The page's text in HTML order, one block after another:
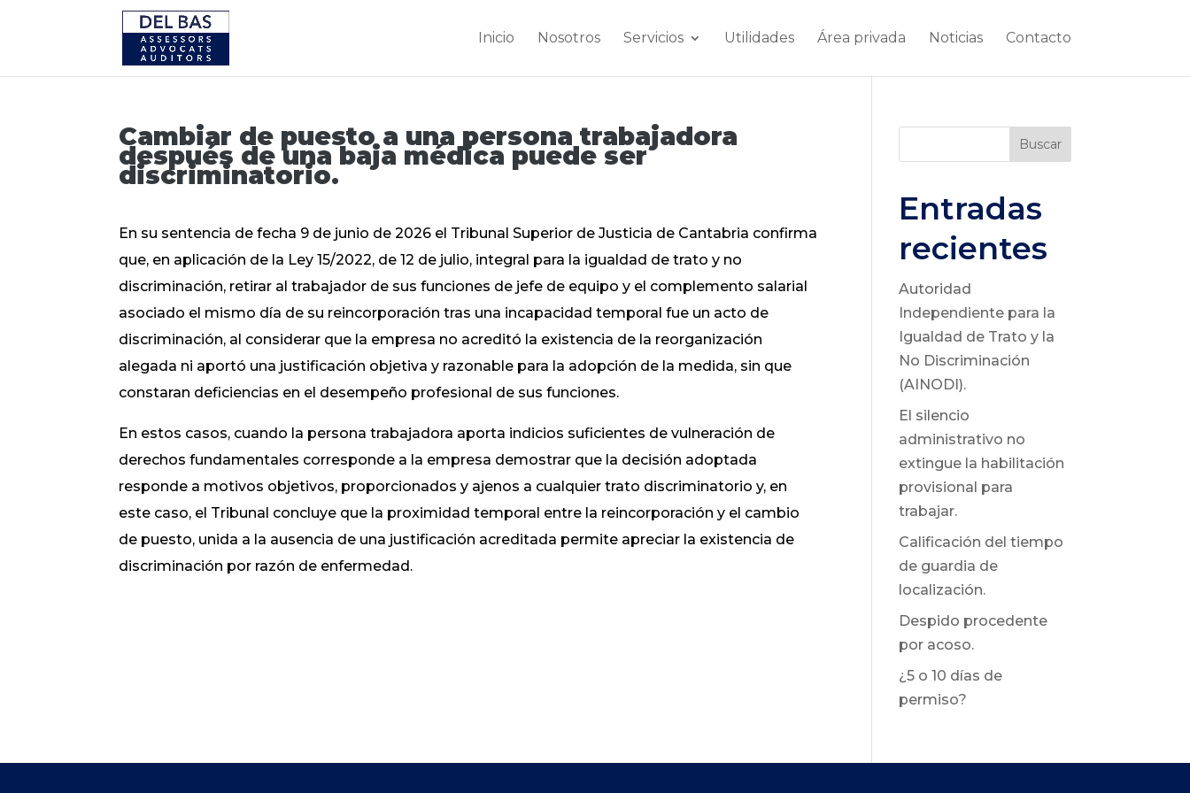
Inicio Nosotros Servicios Utilidades Área privada Noticias Contacto
Cambiar de puesto a una persona trabajadora
después de una baja médica puede ser
discriminatorio.
En su sentencia de fecha 9 de junio de 2026 el Tribunal Superior de Justicia de Cantabria confirma
que, en aplicación de la Ley 15/2022, de 12 de julio, integral para la igualdad de trato y no
discriminación, retirar al trabajador de sus funciones de jefe de equipo y el complemento salarial
asociado el mismo día de su reincorporación tras una incapacidad temporal fue un acto de
discriminación, al considerar que la empresa no acreditó la existencia de la reorganización
alegada ni aportó una justificación objetiva y razonable para la adopción de la medida, sin que
constaran deficiencias en el desempeño profesional de sus funciones.
En estos casos, cuando la persona trabajadora aporta indicios suficientes de vulneración de
derechos fundamentales corresponde a la empresa demostrar que la decisión adoptada
responde a motivos objetivos, proporcionados y ajenos a cualquier trato discriminatorio y, en
este caso, el Tribunal concluye que la proximidad temporal entre la reincorporación y el cambio
de puesto, unida a la ausencia de una justificación acreditada permite apreciar la existencia de
discriminación por razón de enfermedad.
Buscar
Entradas
recientes
Autoridad
Independiente para la
Igualdad de Trato y la
No Discriminación
(AINODI).
El silencio
administrativo no
extingue la habilitación
provisional para
trabajar.
Calificación del tiempo
de guardia de
localización.
Despido procedente
por acoso.
¿5 o 10 días de
permiso?